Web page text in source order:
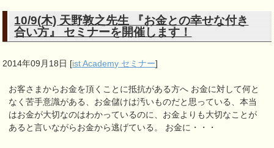
10/9(木) 天野敦之先生 『お金との幸せな付き
合い方』 セミナーを開催します！
2014年09月18日 [ist Academy セミナー]
お客さまからお金を頂くことに抵抗がある方へ お金に対して何と
なく苦手意識がある、お金儲けは汚いものだと思っている、本当
はお金が大切なのはわかっているのに、お金よりも大切なことが
あると言いながらお金から逃げている。 お金に・・・